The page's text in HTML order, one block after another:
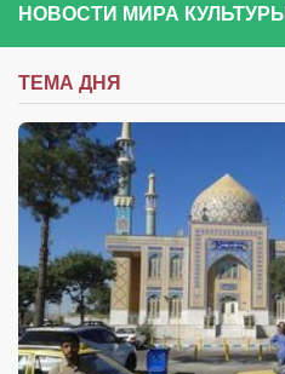
НОВОСТИ МИРА КУЛЬТУРЫ
ТЕМА ДНЯ